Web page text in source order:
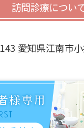
訪問診療につい
愛知県江南市